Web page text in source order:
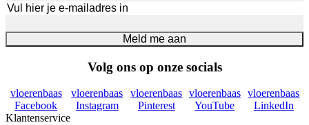
Meld me aan
Volg ons op onze socials
vloerenbaas
Facebook
vloerenbaas
Instagram
vloerenbaas
Pinterest
vloerenbaas
YouTube
vloerenbaas
LinkedIn
Klantenservice